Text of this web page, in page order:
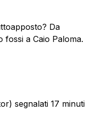
Da
fossi a Caio Paloma.
segnalati 17 minuti